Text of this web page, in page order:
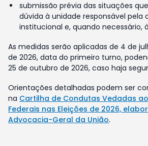
submissão prévia das situações
dúvida à unidade responsável pela
institucional e, quando necessário,
As medidas serão aplicadas de 4 de
de 2026, data do primeiro turno,
25 de outubro de 2026, caso haja
Orientações detalhadas podem ser
na Cartilha de Condutas Vedadas
Federais nas Eleições de 2026,
Advocacia-Geral da União.